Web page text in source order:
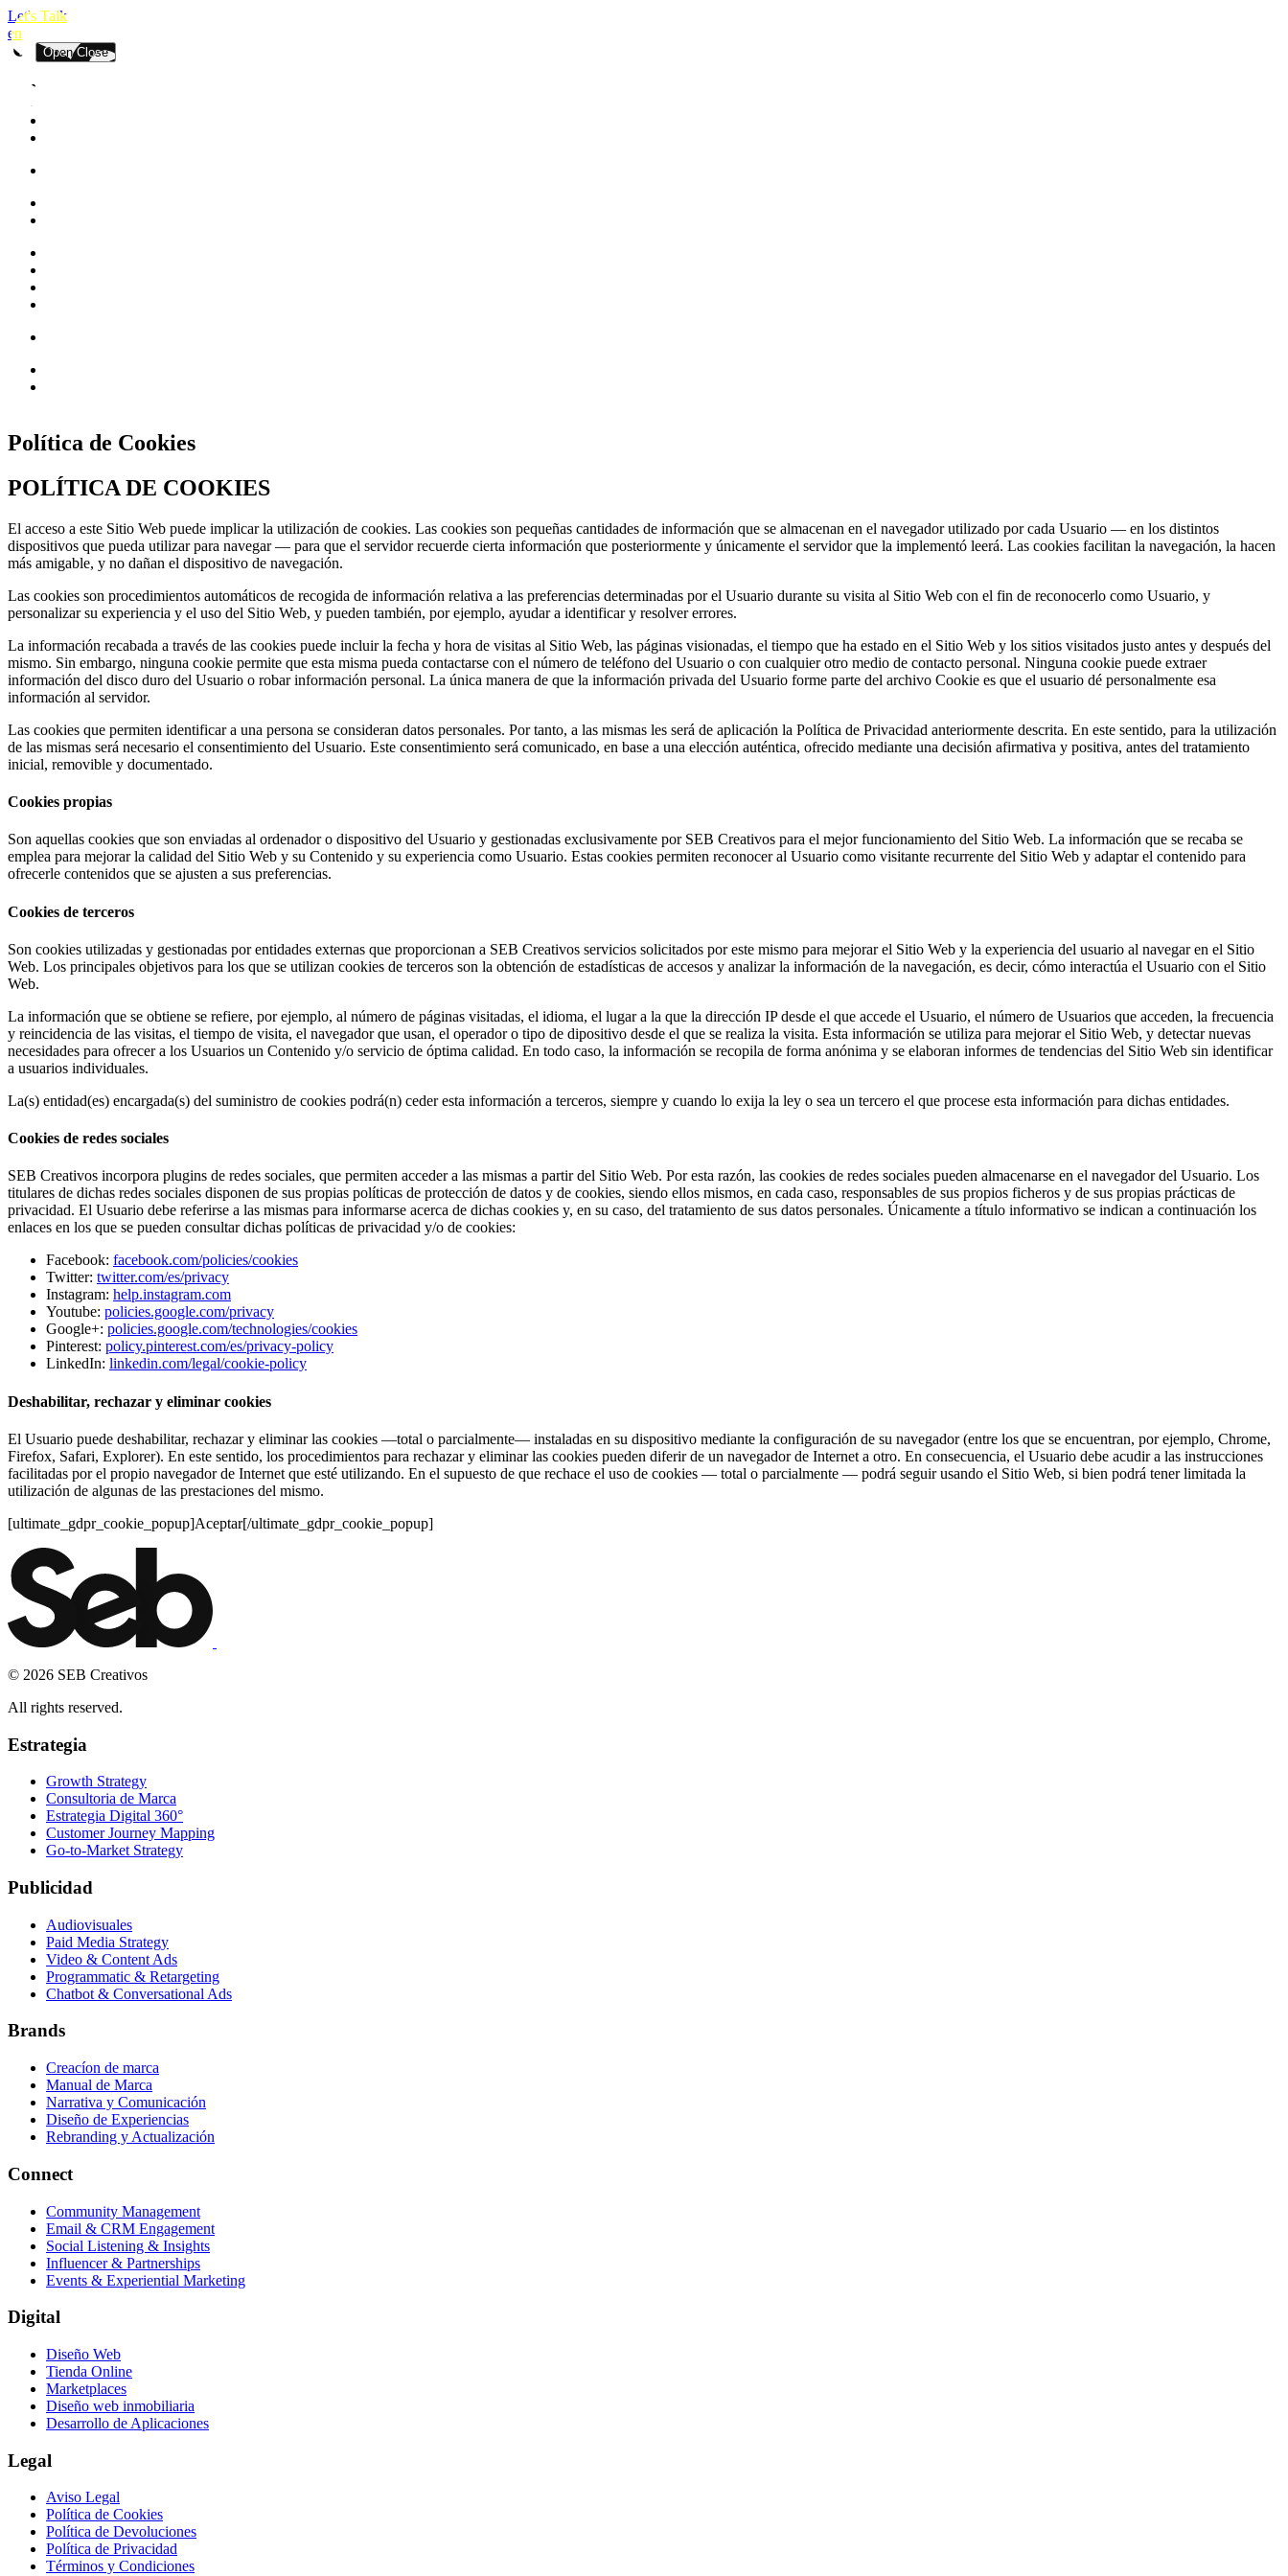
Let's Talk
en
Open Close
Política de Cookies
POLÍTICA DE COOKIES
El acceso a este Sitio Web puede implicar la utilización de cookies. Las cookies son pequeñas cantidades de información que se almacenan en el navegador utilizado por cada Usuario — en los distintos
dispositivos que pueda utilizar para navegar — para que el servidor recuerde cierta información que posteriormente y únicamente el servidor que la implementó leerá. Las cookies facilitan la navegación, la hacen
más amigable, y no dañan el dispositivo de navegación.
Las cookies son procedimientos automáticos de recogida de información relativa a las preferencias determinadas por el Usuario durante su visita al Sitio Web con el fin de reconocerlo como Usuario, y
personalizar su experiencia y el uso del Sitio Web, y pueden también, por ejemplo, ayudar a identificar y resolver errores.
La información recabada a través de las cookies puede incluir la fecha y hora de visitas al Sitio Web, las páginas visionadas, el tiempo que ha estado en el Sitio Web y los sitios visitados justo antes y después del
mismo. Sin embargo, ninguna cookie permite que esta misma pueda contactarse con el número de teléfono del Usuario o con cualquier otro medio de contacto personal. Ninguna cookie puede extraer
información del disco duro del Usuario o robar información personal. La única manera de que la información privada del Usuario forme parte del archivo Cookie es que el usuario dé personalmente esa
información al servidor.
Las cookies que permiten identificar a una persona se consideran datos personales. Por tanto, a las mismas les será de aplicación la Política de Privacidad anteriormente descrita. En este sentido, para la utilización
de las mismas será necesario el consentimiento del Usuario. Este consentimiento será comunicado, en base a una elección auténtica, ofrecido mediante una decisión afirmativa y positiva, antes del tratamiento
inicial, removible y documentado.
Cookies propias
Son aquellas cookies que son enviadas al ordenador o dispositivo del Usuario y gestionadas exclusivamente por SEB Creativos para el mejor funcionamiento del Sitio Web. La información que se recaba se
emplea para mejorar la calidad del Sitio Web y su Contenido y su experiencia como Usuario. Estas cookies permiten reconocer al Usuario como visitante recurrente del Sitio Web y adaptar el contenido para
ofrecerle contenidos que se ajusten a sus preferencias.
Cookies de terceros
Son cookies utilizadas y gestionadas por entidades externas que proporcionan a SEB Creativos servicios solicitados por este mismo para mejorar el Sitio Web y la experiencia del usuario al navegar en el Sitio
Web. Los principales objetivos para los que se utilizan cookies de terceros son la obtención de estadísticas de accesos y analizar la información de la navegación, es decir, cómo interactúa el Usuario con el Sitio
Web.
La información que se obtiene se refiere, por ejemplo, al número de páginas visitadas, el idioma, el lugar a la que la dirección IP desde el que accede el Usuario, el número de Usuarios que acceden, la frecuencia
y reincidencia de las visitas, el tiempo de visita, el navegador que usan, el operador o tipo de dipositivo desde el que se realiza la visita. Esta información se utiliza para mejorar el Sitio Web, y detectar nuevas
necesidades para ofrecer a los Usuarios un Contenido y/o servicio de óptima calidad. En todo caso, la información se recopila de forma anónima y se elaboran informes de tendencias del Sitio Web sin identificar
a usuarios individuales.
La(s) entidad(es) encargada(s) del suministro de cookies podrá(n) ceder esta información a terceros, siempre y cuando lo exija la ley o sea un tercero el que procese esta información para dichas entidades.
Cookies de redes sociales
SEB Creativos incorpora plugins de redes sociales, que permiten acceder a las mismas a partir del Sitio Web. Por esta razón, las cookies de redes sociales pueden almacenarse en el navegador del Usuario. Los
titulares de dichas redes sociales disponen de sus propias políticas de protección de datos y de cookies, siendo ellos mismos, en cada caso, responsables de sus propios ficheros y de sus propias prácticas de
privacidad. El Usuario debe referirse a las mismas para informarse acerca de dichas cookies y, en su caso, del tratamiento de sus datos personales. Únicamente a título informativo se indican a continuación los
enlaces en los que se pueden consultar dichas políticas de privacidad y/o de cookies:
Facebook: facebook.com/policies/cookies
Twitter: twitter.com/es/privacy
Instagram: help.instagram.com
Youtube: policies.google.com/privacy
Google+: policies.google.com/technologies/cookies
Pinterest: policy.pinterest.com/es/privacy-policy
LinkedIn: linkedin.com/legal/cookie-policy
Deshabilitar, rechazar y eliminar cookies
El Usuario puede deshabilitar, rechazar y eliminar las cookies —total o parcialmente— instaladas en su dispositivo mediante la configuración de su navegador (entre los que se encuentran, por ejemplo, Chrome,
Firefox, Safari, Explorer). En este sentido, los procedimientos para rechazar y eliminar las cookies pueden diferir de un navegador de Internet a otro. En consecuencia, el Usuario debe acudir a las instrucciones
facilitadas por el propio navegador de Internet que esté utilizando. En el supuesto de que rechace el uso de cookies — total o parcialmente — podrá seguir usando el Sitio Web, si bien podrá tener limitada la
utilización de algunas de las prestaciones del mismo.
[ultimate_gdpr_cookie_popup]Aceptar[/ultimate_gdpr_cookie_popup]
© 2026 SEB Creativos
All rights reserved.
Estrategia
Growth Strategy
Consultoria de Marca
Estrategia Digital 360°
Customer Journey Mapping
Go-to-Market Strategy
Publicidad
Audiovisuales
Paid Media Strategy
Video & Content Ads
Programmatic & Retargeting
Chatbot & Conversational Ads
Brands
Creacíon de marca
Manual de Marca
Narrativa y Comunicación
Diseño de Experiencias
Rebranding y Actualización
Connect
Community Management
Email & CRM Engagement
Social Listening & Insights
Influencer & Partnerships
Events & Experiential Marketing
Digital
Diseño Web
Tienda Online
Marketplaces
Diseño web inmobiliaria
Desarrollo de Aplicaciones
Legal
Aviso Legal
Política de Cookies
Política de Devoluciones
Política de Privacidad
Términos y Condiciones